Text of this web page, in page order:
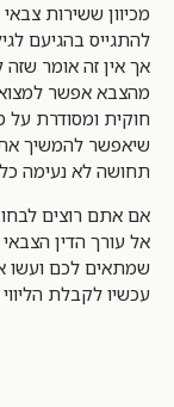
מכיוון ששירות
אך אין זה אומר
מהצבא אפשר
חוקית ומסודרת
שיאפשר להמשיך את
תחושה לא נעימה
אם אתם רוצים
אל עורך הדין
שמתאים לכם ועשו
עכשיו לקבלת